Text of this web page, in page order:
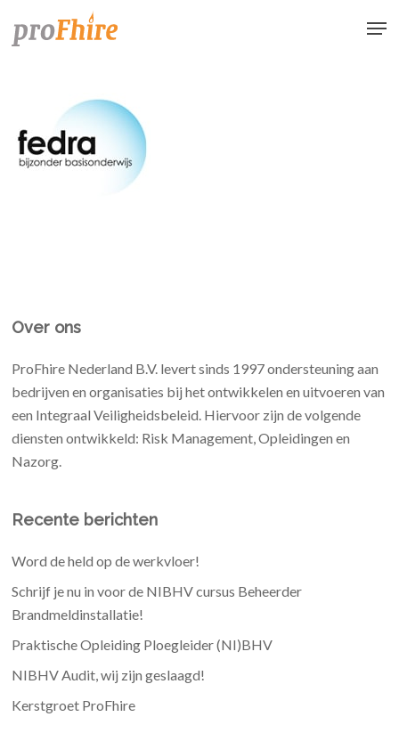
Over ons
ProFhire Nederland B.V. levert sinds 1997 ondersteuning aan
bedrijven en organisaties bij het ontwikkelen en uitvoeren van
een Integraal Veiligheidsbeleid. Hiervoor zijn de volgende
diensten ontwikkeld: Risk Management, Opleidingen en
Nazorg.
Recente berichten
Word de held op de werkvloer!
Schrijf je nu in voor de NIBHV cursus Beheerder
Brandmeldinstallatie!
Praktische Opleiding Ploegleider (NI)BHV
NIBHV Audit, wij zijn geslaagd!
Kerstgroet ProFhire